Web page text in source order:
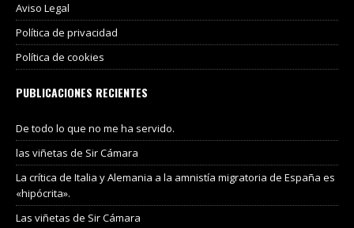
Aviso Legal
Política de privacidad
Política de cookies
PUBLICACIONES RECIENTES
De todo lo que no me ha servido.
las viñetas de Sir Cámara
La crítica de Italia y Alemania a la amnistía migratoria de España es
«hipócrita».
Las viñetas de Sir Cámara